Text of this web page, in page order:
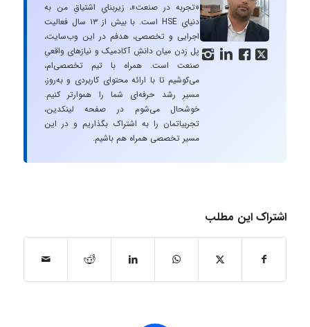
   
«تجربه در صنعت»، زیربنایِ اشتیاقِ من به
دنیایِ HSE است. با بیش از ۱۳ سال فعالیت
اجرایی و تخصصی، هدفم در این وب‌سایت،
پل زدن میان دانشِ آکادمیک و نیازهای واقعیِ
صنعت است. همراه با تیم تخصصی‌ام،
می‌کوشیم تا با ارائه محتوای کاربردی و به‌روز،
مسیرِ رشد حرفه‌ای شما را هموارتر کنیم.
خوشحال می‌شوم در صفحه لینکدین،
تجربیاتمان را به اشتراک بگذاریم و در این
مسیر تخصصی همراه هم باشیم.
اشتراک این مطلب